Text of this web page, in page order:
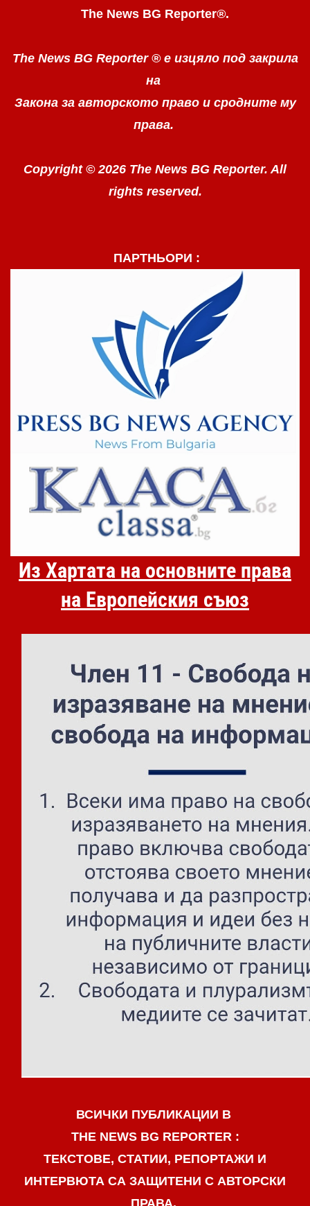
The News BG Reporter®.
The News BG Reporter ® е изцяло под закрила
на
Закона за авторското право и сродните му
права.
Copyright © 2026 The News BG Reporter. All
rights reserved.
ПАРТНЬОРИ :
Из Хартата на основните права
на Европейския съюз
ВСИЧКИ ПУБЛИКАЦИИ В
THE NEWS BG REPORTER :
ТЕКСТОВЕ, СТАТИИ, РЕПОРТАЖИ И
ИНТЕРВЮТА СА ЗАЩИТЕНИ С АВТОРСКИ
ПРАВА.